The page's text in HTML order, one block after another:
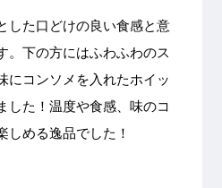
した口どけの良い食感と意
。下の方にはふわふわのス
にコンソメを入れたホイッ
した！温度や食感、味のコ
しめる逸品でした！